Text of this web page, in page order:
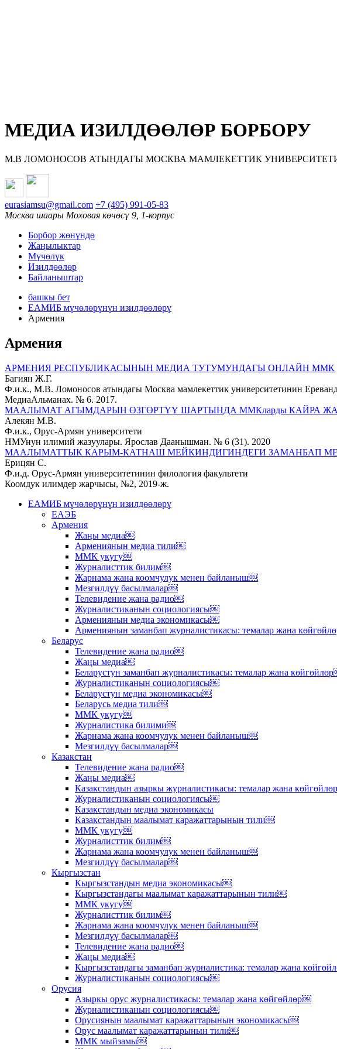
МЕДИА ИЗИЛДӨӨЛӨР БОРБОРУ
М.В ЛОМОНОСОВ АТЫНДАГЫ МОСКВА МАМЛЕКЕТТИК
eurasiamsu@gmail.com +7 (495) 991-05-83
Москва шаары Моховая көчөсү 9, 1-корпус
Борбор жөнүндө
Жаңылыктар
Мүчөлүк
Изилдөөлөр
Байланыштар
башкы бет
ЕАМИБ мүчөлөрүнүн изилдөөлөрү
Армения
Армения
АРМЕНИЯ РЕСПУБЛИКАСЫНЫН МЕДИА ТУТУМУНДАГЫ ОНЛАЙН ММК
Багиян Ж.Г.
Ф.и.к., М.В. Ломоносов атындагы Москва мамлекеттик университетинин
МедиаАльманах. № 6. 2017.
МААЛЫМАТ АГЫМДАРЫН ӨЗГӨРТҮҮ ШАРТЫНДА ММКларды КАЙРА
Алекян М.В.
Ф.и.к., Орус-Армян университети
НМУнун илимий жазуулары. Ярослав Даанышман. № 6 (31). 2020
МААЛЫМАТТЫК КАРЫМ-КАТНАШ МЕЙКИНДИГИНДЕГИ ЗАМАНБАП
Ерицян С.
Ф.и.д. Орус-Армян университетинин филология факультети
Коомдук илимдер жарчысы, №2, 2019-ж.
ЕАМИБ мүчөлөрүнүн изилдөөлөрү
ЕАЭБ
Армения
Жаңы медиа￼
Армениянын медиа тили￼
ММК укугу￼
Журналисттик билим￼
Жарнама жана коомчулук менен байланыш￼
Мезгилдүү басылмалар￼
Телевидение жана радио￼
Журналистиканын социологиясы￼
Армениянын медиа экономикасы￼
Армениянын заманбап журналистикасы: темалар жана
Беларус
Телевидение жана радио￼
Жаңы медиа￼
Беларустун заманбап журналистикасы: темалар жана
Журналистиканын социологиясы￼
Беларустун медиа экономикасы￼
Беларусь медиа тили￼
ММК укугу￼
Журналистика билими￼
Жарнама жана коомчулук менен байланыш￼
Мезгилдүү басылмалар￼
Казакстан
Телевидение жана радио￼
Жаңы медиа￼
Казакстандын азыркы журналистикасы: темалар жана
Журналистиканын социологиясы￼
Казакстандын медиа экономикасы
Казакстандын маалымат каражаттарынын тили￼
ММК укугу￼
Журналисттик билим￼
Жарнама жана коомчулук менен байланыш￼
Мезгилдүү басылмалар￼
Кыргызстан
Кыргызстандын медиа экономикасы￼
Кыргызстандагы маалымат каражаттарынын тили￼
ММК укугу￼
Журналисттик билим￼
Жарнама жана коомчулук менен байланыш￼
Мезгилдүү басылмалар￼
Телевидение жана радио￼
Жаңы медиа￼
Кыргызстандагы заманбап журналистика: темалар жана
Журналистиканын социологиясы￼
Орусия
Азыркы орус журналистикасы: темалар жана көйгөйлөр￼
Журналистиканын социологиясы￼
Орусиянын маалымат каражаттарынын экономикасы￼
Орус маалымат каражаттарынын тили￼
ММК мыйзамы￼